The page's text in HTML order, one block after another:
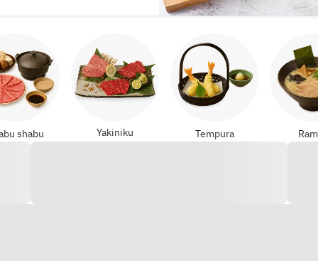
shabu Yakiniku Tempura